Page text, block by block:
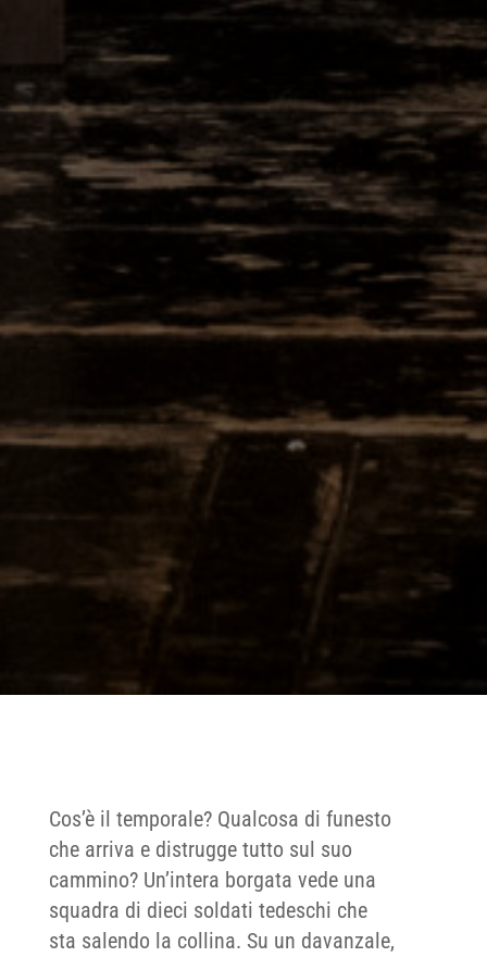
Cos’è il temporale? Qualcosa di funesto
che arriva e distrugge tutto sul suo
cammino? Un’intera borgata vede una
squadra di dieci soldati tedeschi che
sta salendo la collina. Su un davanzale,